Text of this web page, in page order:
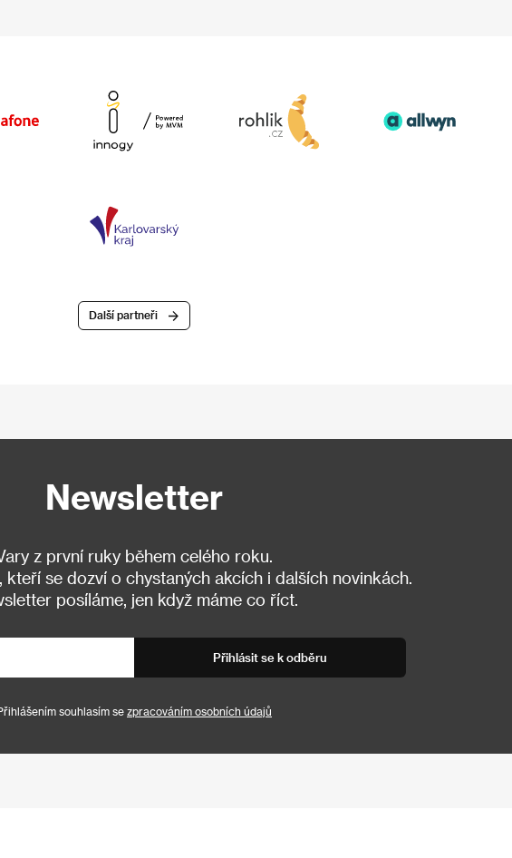
Další partneři
Newsletter
z první ruky během celého roku.
kteří se dozví o chystaných akcích i dalších novinkách.
posíláme, jen když máme co říct.
Přihlásit se k odběru
souhlasím se zpracováním osobních údajů